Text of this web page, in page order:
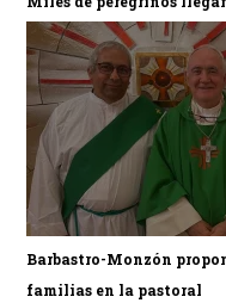
Barbastro-Monzón
familias en la pastoral